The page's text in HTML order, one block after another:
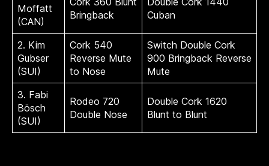
Moffatt
(CAN)
Bringback
Cuban
2. Kim
Gubser
(SUI)
Cork 540
Reverse Mute
to Nose
Switch Double Cork
900 Bringback Reverse
Mute
3. Fabi
Bösch
(SUI)
Rodeo 720
Double Nose
Double Cork 1620
Blunt to Blunt